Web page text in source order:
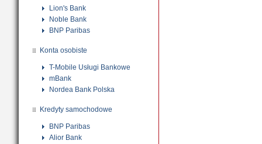
Lion's Bank
Noble Bank
BNP Paribas
Konta osobiste
T-Mobile Usługi Bankowe
mBank
Nordea Bank Polska
Kredyty samochodowe
BNP Paribas
Alior Bank